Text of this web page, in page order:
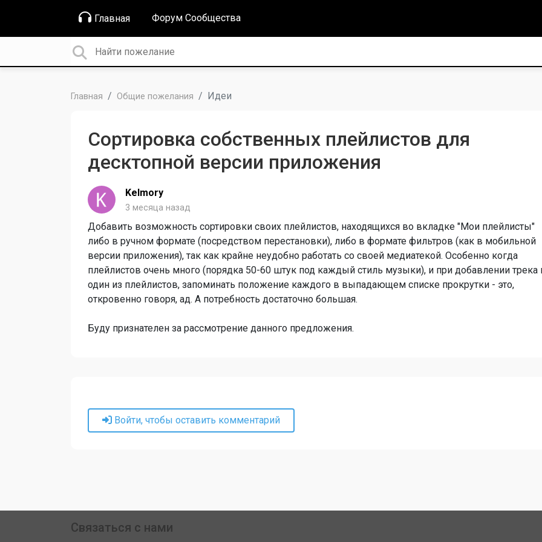
Главная Форум Сообщества
Главная Общие пожелания Идеи
Сортировка собственных плейлистов для
десктопной версии приложения
Kelmory
3 месяца назад
Добавить возможность сортировки своих плейлистов, находящихся во вкладке "Мои плейлисты"
либо в ручном формате (посредством перестановки), либо в формате фильтров (как в мобильной
версии приложения), так как крайне неудобно работать со своей медиатекой. Особенно когда
плейлистов очень много (порядка 50-60 штук под каждый стиль музыки), и при добавлении трека
один из плейлистов, запоминать положение каждого в выпадающем списке прокрутки - это,
откровенно говоря, ад. А потребность достаточно большая.
Буду признателен за рассмотрение данного предложения.
Войти, чтобы оставить комментарий
Связаться с нами